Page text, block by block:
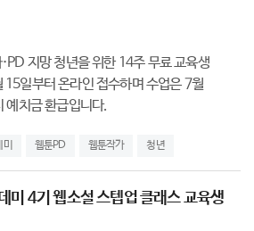
지망 청년을 위한 14주 무료 교육생
예치금 환급입니다.
웹툰PD 웹툰작가 청년
미 4기 웹소설 스텝업 클래스 교육생